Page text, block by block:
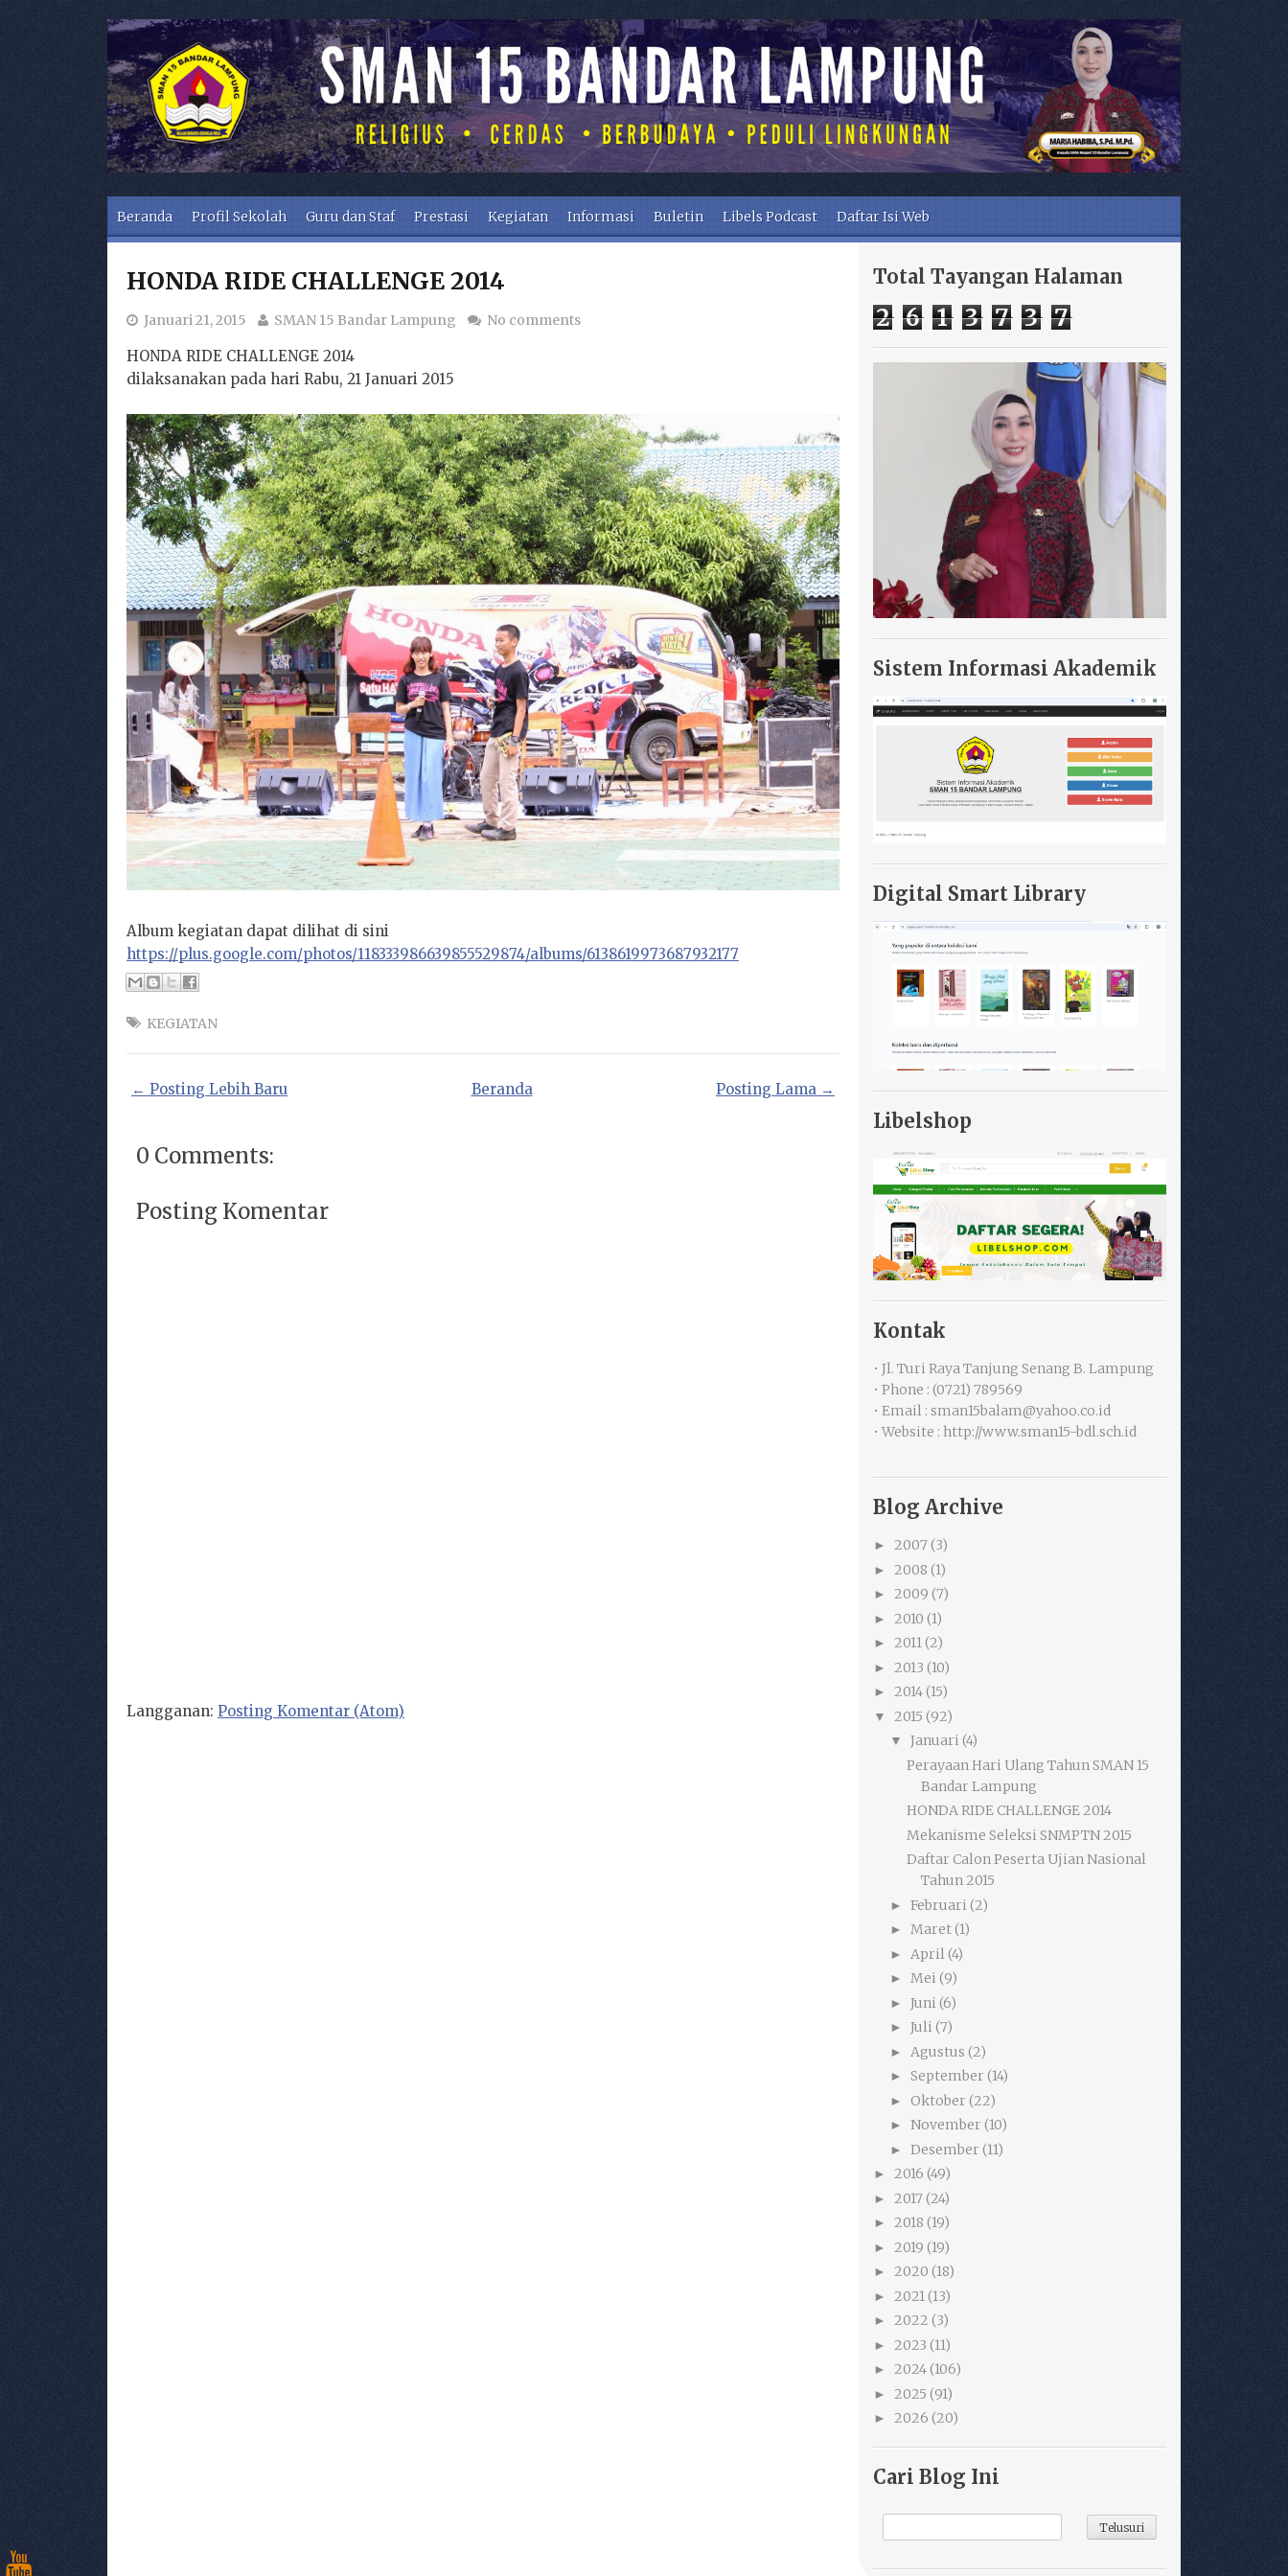
Skip to content
Beranda Profil Sekolah Guru dan Staf Prestasi Kegiatan Informasi Buletin Libels Podcast Daftar Isi Web
HONDA RIDE CHALLENGE 2014
Januari 21, 2015 SMAN 15 Bandar Lampung No comments
HONDA RIDE CHALLENGE 2014
dilaksanakan pada hari Rabu, 21 Januari 2015
Album kegiatan dapat dilihat di sini
https://plus.google.com/photos/118333986639855529874/albums/6138619973687932177
KEGIATAN
← Posting Lebih Baru Posting Lama →
Beranda
0 Comments:
Posting Komentar
Langganan: Posting Komentar (Atom)
Total Tayangan Halaman
2 6 1 3 7 3 7
Sistem Informasi Akademik
Digital Smart Library
Libelshop
Kontak
• Jl. Turi Raya Tanjung Senang B. Lampung
• Phone : (0721) 789569
• Email : sman15balam@yahoo.co.id
• Website : http://www.sman15-bdl.sch.id
Blog Archive
► 2007 (3)
► 2008 (1)
► 2009 (7)
► 2010 (1)
► 2011(2)
► 2013 (10)
► 2014(15)
▼ 2015 (92)
▼ Januari (4)
Perayaan Hari Ulang Tahun SMAN 15
Bandar Lampung
HONDA RIDE CHALLENGE 2014
Mekanisme Seleksi SNMPTN 2015
Daftar Calon Peserta Ujian Nasional
Tahun 2015
► Februari (2)
► Maret(1)
► April(4)
► Mei (9)
► Juni (6)
► Juli (7)
► Agustus (2)
► September (14)
► Oktober (22)
► November (10)
► Desember (11)
► 2016 (49)
► 2017 (24)
► 2018 (19)
► 2019 (19)
► 2020 (18)
► 2021(13)
► 2022 (3)
► 2023 (11)
► 2024(106)
► 2025 (91)
► 2026 (20)
Cari Blog Ini